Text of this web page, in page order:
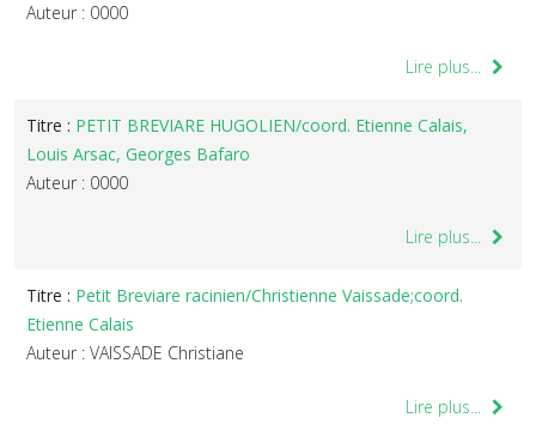
Auteur : 0000
Lire plus...
Titre : PETIT BREVIARE HUGOLIEN/coord. Etienne Calais,
Louis Arsac, Georges Bafaro
Auteur : 0000
Lire plus...
Titre : Petit Breviare racinien/Christienne Vaissade;coord.
Etienne Calais
Auteur : VAISSADE Christiane
Lire plus...